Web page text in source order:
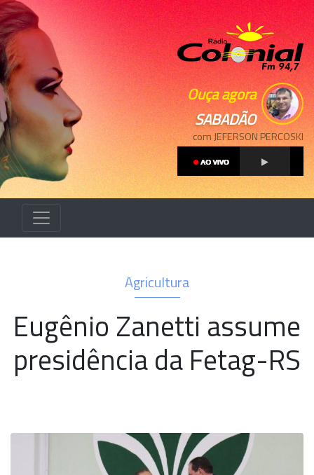
Ouça agora
SABADÃO
com JEFERSON PERCOSKI
Agricultura
Eugênio Zanetti assume
presidência da Fetag-RS